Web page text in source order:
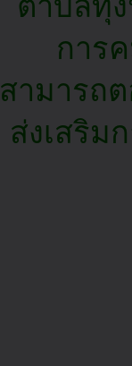
การ
สามารถ
ส่งเสริม